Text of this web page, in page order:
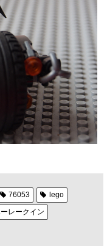
76053
lego
レークイン